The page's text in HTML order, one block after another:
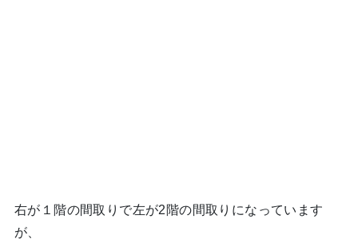
右が１階の間取りで左が2階の間取りになっています
が、